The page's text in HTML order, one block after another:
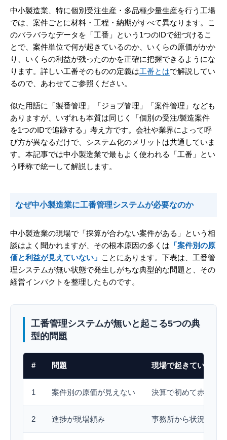
中小製造業、特に個別受注生産・多品種少量生産を行う工場
では、案件ごとに材料・工程・納期がすべて異なります。こ
のバラバラなデータを「工番」という1つのIDで紐づけるこ
とで、案件単位で何が起きているのか、いくらの原価がかか
り、いくらの利益が残ったのかを正確に把握できるようにな
ります。詳しい工番そのものの定義は工番とはで解説してい
るので、あわせてご参照ください。
似た用語に「製番管理」「ジョブ管理」「案件管理」なども
ありますが、いずれも本質は同じく「個別の受注/製造案件
を1つのIDで追跡する」考え方です。会社や業界によって呼
び方が異なるだけで、システム化のメリットは共通していま
す。本記事では中小製造業で最もよく使われる「工番」とい
う呼称で統一して解説します。
なぜ中小製造業に工番管理システムが必要なのか
中小製造業の現場で「採算が合わない案件がある」という相
談はよく聞かれますが、その根本原因の多くは 「案件別の原
価と利益が見えていない」 ことにあります。下表は、工番管
理システムが無い状態で発生しがちな典型的な問題と、その
経営インパクトを整理したものです。
工番管理システムが無いと起こる5つの典
型的問題
# 問題 現場で起きている症状
1 案件別の原価が見えない 決算で初めて赤字判明
2 進捗が現場頼み 事務所から状況が見